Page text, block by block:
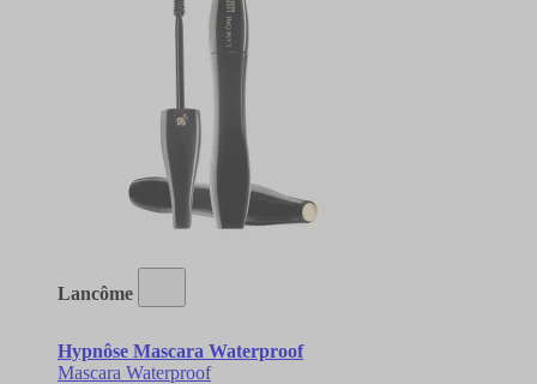
Lancôme
Hypnôse Mascara Waterproof
Mascara Waterproof